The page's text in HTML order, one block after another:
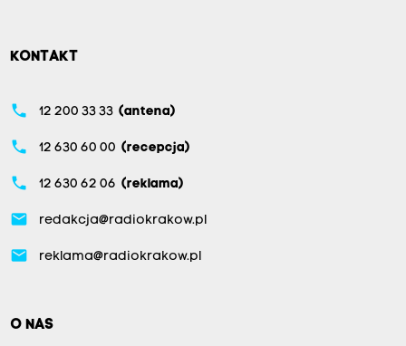
KONTAKT
phone 12 200 33 33 (antena)
phone 12 630 60 00 (recepcja)
phone 12 630 62 06 (reklama)
email redakcja@radiokrakow.pl
email reklama@radiokrakow.pl
O NAS